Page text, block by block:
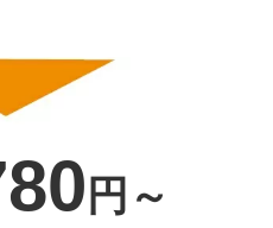
円～